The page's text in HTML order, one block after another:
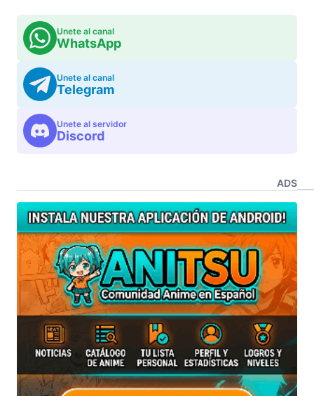
Unete al canal
WhatsApp
Unete al canal
Telegram
Unete al servidor
Discord
ADS